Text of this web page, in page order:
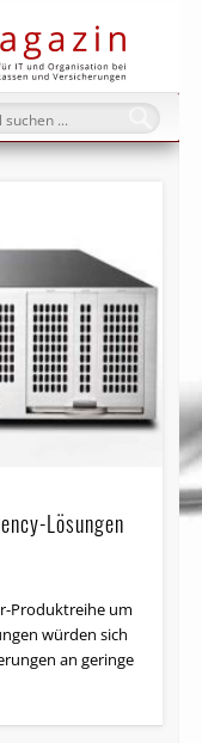
Lösungen
Produktreihe um
würden sich
an geringe